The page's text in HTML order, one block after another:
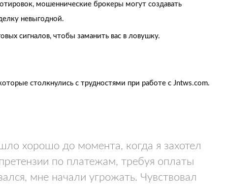
мошеннические брокеры могут создавать
невыгодной.
сигналов, чтобы заманить вас в ловушку.
столкнулись с трудностями при работе с Jntws.com.
хорошо до момента, когда я захотел
по платежам, требуя оплаты
мне начали угрожать. Чувствовал